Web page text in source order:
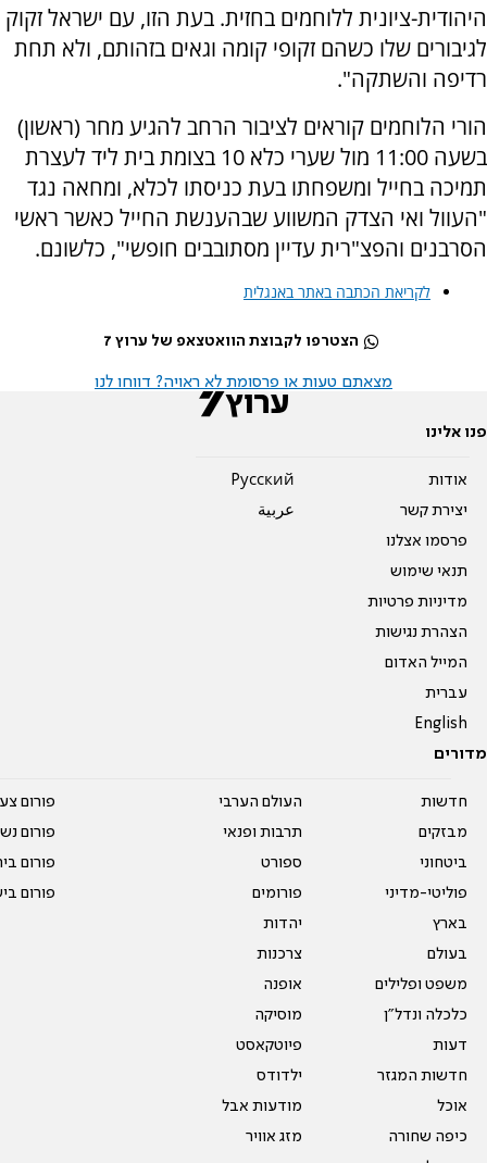
היהודית-ציונית ללוחמים בחזית. בעת הזו, עם ישראל זקוק
לגיבורים שלו כשהם זקופי קומה וגאים בזהותם, ולא תחת
רדיפה והשתקה".
הורי הלוחמים קוראים לציבור הרחב להגיע מחר (ראשון)
בשעה 11:00 מול שערי כלא 10 בצומת בית ליד לעצרת
תמיכה בחייל ומשפחתו בעת כניסתו לכלא, ומחאה נגד
"העוול ואי הצדק המשווע שבהענשת החייל כאשר ראשי
הסרבנים והפצ"רית עדיין מסתובבים חופשי", כלשונם.
לקריאת הכתבה באתר באנגלית
הצטרפו לקבוצת הוואטצאפ של ערוץ 7
מצאתם טעות או פרסומת לא ראויה? דווחו לנו
פנו אלינו
אודות
יצירת קשר
פרסמו אצלנו
תנאי שימוש
מדיניות פרטיות
הצהרת נגישות
המייל האדום
עברית
English
Pусский
عربية
מדורים
חדשות
מבזקים
ביטחוני
פוליטי-מדיני
בארץ
בעולם
משפט ופלילים
כלכלה ונדל"ן
דעות
חדשות המגזר
אוכל
כיפה שחורה
העולם הערבי
תרבות ופנאי
ספורט
פורומים
יהדות
צרכנות
אופנה
מוסיקה
פיוטקאסט
ילדודס
מודעות אבל
מזג אוויר
פורום
פורום
פורום
פורום